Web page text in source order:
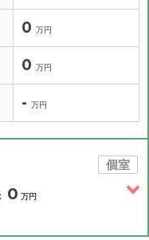
0 万円
0 万円
- 万円
個室
0 万円